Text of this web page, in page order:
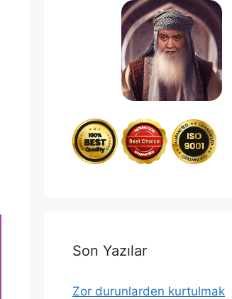
Son Yazılar
Zor durunlarden kurtulmak